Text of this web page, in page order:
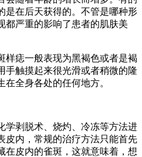
是在后天获得的。不管是哪种形
都严重的影响了患者的肌肤美
样痣一般表现为黑褐色或者是褐
手触摸起来很光滑或者稍微的隆
全身各处的任何地方。
学剥脱术、烧灼、冷冻等方法进
皮内，常规的治疗方法只能首先
在皮内的雀斑，这就意味着，想